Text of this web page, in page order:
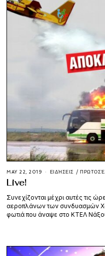
MAY 22, 2019 ΕΙΔΉΣΕΙΣ /
Live!
Συνεχίζονται μέχρι αυτές τις
αεροπλάνων των συνδυασμών
φωτιά που άναψε στο ΚΤΕΛ